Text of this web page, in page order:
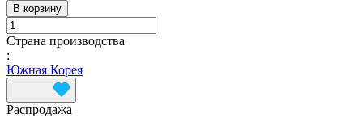
В корзину
Страна производства
:
Южная Корея
Распродажа